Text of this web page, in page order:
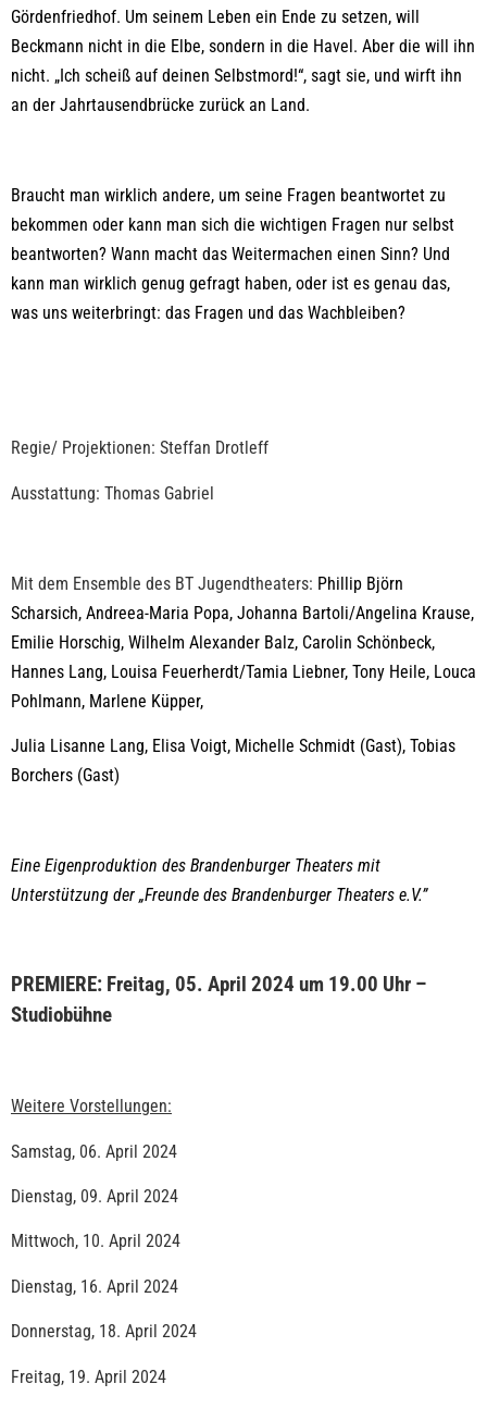
Gördenfriedhof. Um seinem Leben ein Ende zu setzen, will
Beckmann nicht in die Elbe, sondern in die Havel. Aber die will ihn
nicht. „Ich scheiß auf deinen Selbstmord!“, sagt sie, und wirft ihn
an der Jahrtausendbrücke zurück an Land.
Braucht man wirklich andere, um seine Fragen beantwortet zu
bekommen oder kann man sich die wichtigen Fragen nur selbst
beantworten? Wann macht das Weitermachen einen Sinn? Und
kann man wirklich genug gefragt haben, oder ist es genau das,
was uns weiterbringt: das Fragen und das Wachbleiben?
Regie/ Projektionen: Steffan Drotleff
Ausstattung: Thomas Gabriel
Mit dem Ensemble des BT Jugendtheaters: Phillip Björn
Scharsich, Andreea-Maria Popa, Johanna Bartoli/Angelina Krause,
Emilie Horschig, Wilhelm Alexander Balz, Carolin Schönbeck,
Hannes Lang, Louisa Feuerherdt/Tamia Liebner, Tony Heile, Louca
Pohlmann, Marlene Küpper,
Julia Lisanne Lang, Elisa Voigt, Michelle Schmidt (Gast), Tobias
Borchers (Gast)
Eine Eigenproduktion des Brandenburger Theaters mit
Unterstützung der „Freunde des Brandenburger Theaters e.V.”
PREMIERE: Freitag, 05. April 2024 um 19.00 Uhr –
Studiobühne
Weitere Vorstellungen:
Samstag, 06. April 2024
Dienstag, 09. April 2024
Mittwoch, 10. April 2024
Dienstag, 16. April 2024
Donnerstag, 18. April 2024
Freitag, 19. April 2024